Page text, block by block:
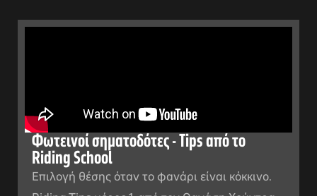
Φωτεινοί σηματοδότες - Tips από το
Riding School
Επιλογή θέσης όταν το φανάρι είναι κόκκινο.